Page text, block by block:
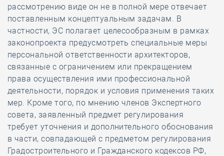
рассмотрению виде он не в полной мере отвечает
поставленным концептуальным задачам. В
частности, ЭС полагает целесообразным в рамках
законопроекта предусмотреть специальные меры
персональной ответственности архитекторов,
связанные с ограничением или прекращением
права осуществления ими профессиональной
деятельности, порядок и условия применения таких
мер. Кроме того, по мнению членов Экспертного
совета, заявленный предмет регулирования
требует уточнения и дополнительного обоснования
в части, совпадающей с предметом регулирования
Градостроительного и Гражданского кодексов РФ,